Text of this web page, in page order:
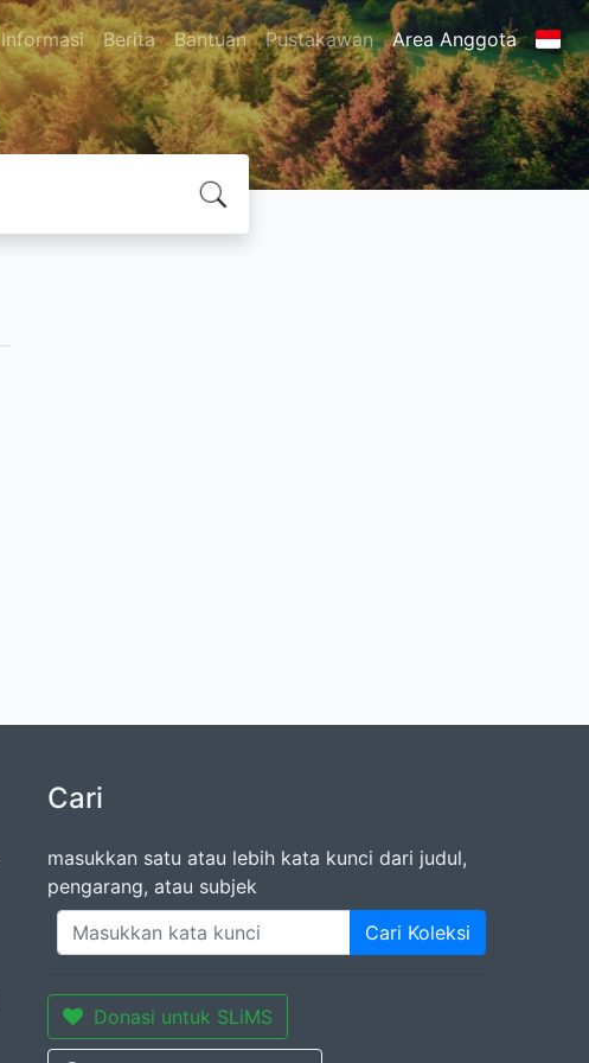
Informasi Berita Bantuan Pustakawan Area Anggota
Cari
masukkan satu atau lebih kata kunci dari judul,
pengarang, atau subjek
Cari Koleksi
Donasi untuk SLiMS